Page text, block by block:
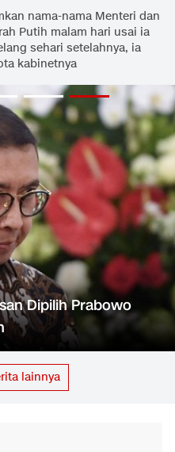
nama-nama Menteri dan
Putih malam hari usai ia
sehari setelahnya, ia
kabinetnya
Dipilih Prabowo
lainnya